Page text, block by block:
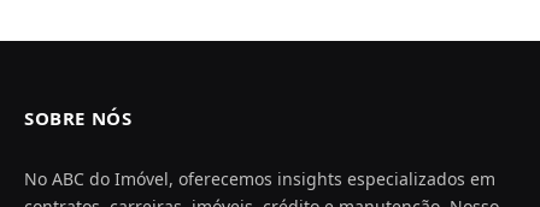
SOBRE NÓS
No ABC do Imóvel, oferecemos insights especializados em